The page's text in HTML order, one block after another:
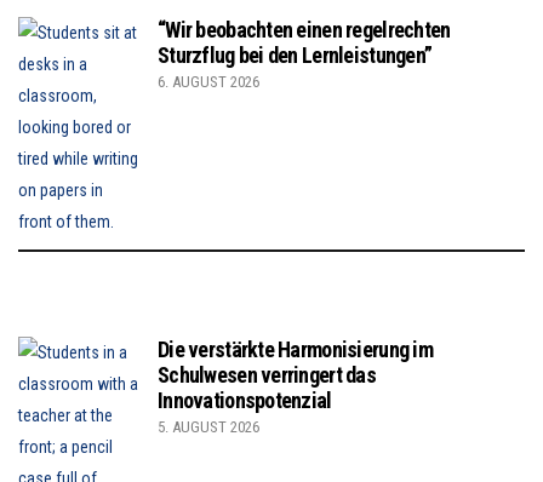
“Wir beobachten einen regelrechten
Sturzflug bei den Lernleistungen”
6. AUGUST 2026
Die verstärkte Harmonisierung im
Schulwesen verringert das
Innovationspotenzial
5. AUGUST 2026